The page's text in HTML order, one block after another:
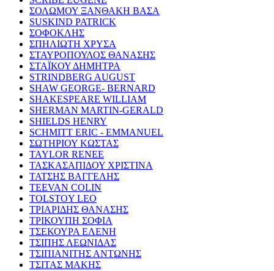
ΣΟΛΩΜΟΥ ΞΑΝΘΑΚΗ ΒΑΣΑ
SUSKIND PATRICK
ΣΟΦΟΚΛΗΣ
ΣΠΗΛΙΩΤΗ ΧΡΥΣΑ
ΣΤΑΥΡΟΠΟΥΛΟΣ ΘΑΝΑΣΗΣ
ΣΤΑΪΚΟΥ ΔΗΜΗΤΡΑ
STRINDBERG AUGUST
SHAW GEORGE- BERNARD
SHAKESPEARE WILLIAM
SHERMAN MARTIN-GERALD
SHIELDS HENRY
SCHMITT ERIC - EMMANUEL
ΣΩΤΗΡΙΟΥ ΚΩΣΤΑΣ
TAYLOR RENEE
ΤΑΣΚΑΣΑΠΙΔΟΥ ΧΡΙΣΤΙΝΑ
ΤΑΤΣΗΣ ΒΑΓΓΕΛΗΣ
TEEVAN COLIN
TOLSTOY LEO
ΤΡΙΑΡΙΔΗΣ ΘΑΝΑΣΗΣ
ΤΡΙΚΟΥΠΗ ΣΟΦΙΑ
ΤΣΕΚΟΥΡΑ ΕΛΕΝΗ
ΤΣΙΠΗΣ ΛΕΩΝΙΔΑΣ
ΤΣΙΠΙΑΝΙΤΗΣ ΑΝΤΩΝΗΣ
ΤΣΙΤΑΣ ΜΑΚΗΣ